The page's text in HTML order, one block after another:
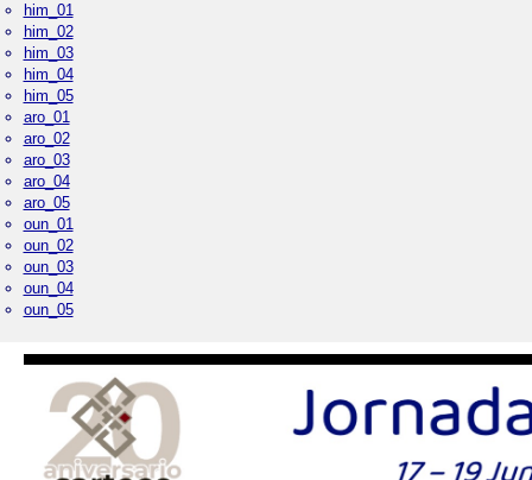
him_01
him_02
him_03
him_04
him_05
aro_01
aro_02
aro_03
aro_04
aro_05
oun_01
oun_02
oun_03
oun_04
oun_05